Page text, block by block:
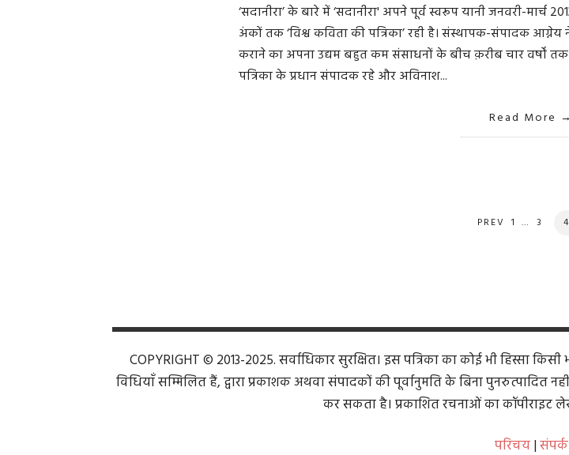
‘सदानीरा’ के बारे में ‘सदानीरा' अपने पूर्व स्वरूप यानी जनवरी-मार्च
अंकों तक ‘विश्व कविता की पत्रिका’ रही है। संस्थापक-संपादक आग्नेय
कराने का अपना उद्यम बहुत कम संसाधनों के बीच क़रीब चार वर्षों
पत्रिका के प्रधान संपादक रहे और अविनाश...
Read More
PREV PAGE
1 … PAGE
3 4
COPYRIGHT © 2013-2025. सर्वाधिकार सुरक्षित। इस पत्रिका का कोई भी हिस्सा
विधियाँ सम्मिलित हैं, द्वारा प्रकाशक अथवा संपादकों की पूर्वानुमति के बिना पुनरुत्पादित
कर सकता है। प्रकाशित रचनाओं का कॉपीराइट
परिचय|संपर्क